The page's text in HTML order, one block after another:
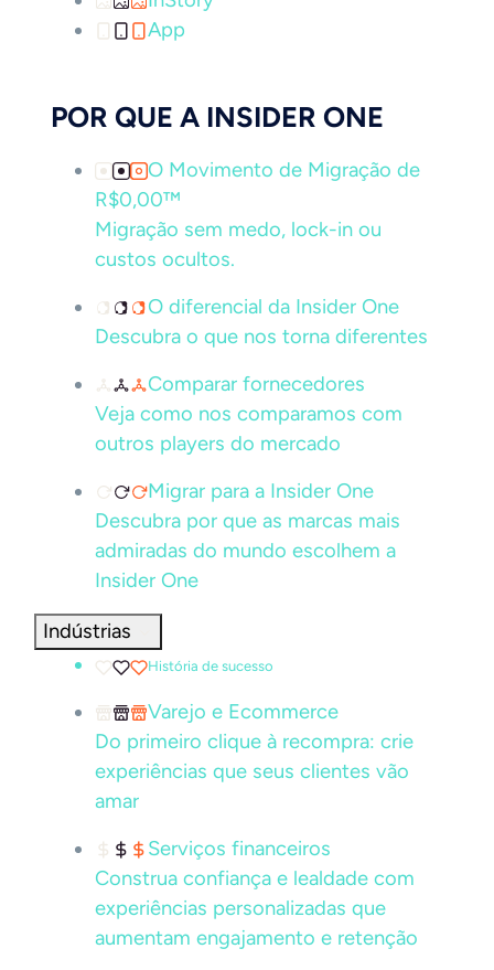
App
POR QUE A INSIDER ONE
O Movimento de Migração de
R$0,00™
Migração sem medo, lock-in ou
custos ocultos.
O diferencial da Insider One
Descubra o que nos torna diferentes
Comparar fornecedores
Veja como nos comparamos com
outros players do mercado
Migrar para a Insider One
Descubra por que as marcas mais
admiradas do mundo escolhem a
Insider One
Indústrias
História de sucesso
Varejo e Ecommerce
Do primeiro clique à recompra: crie
experiências que seus clientes vão
amar
Serviços financeiros
Construa confiança e lealdade com
experiências personalizadas que
aumentam engajamento e retenção